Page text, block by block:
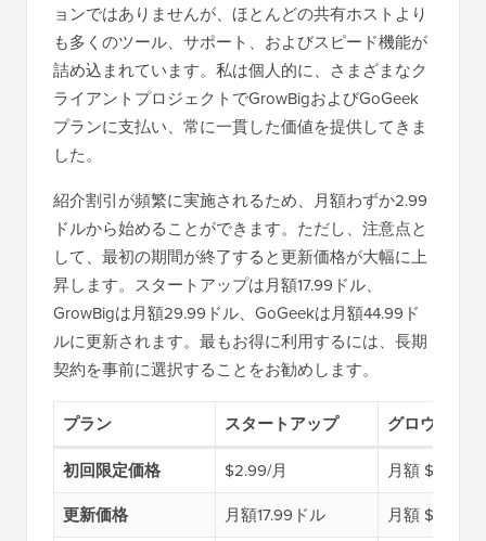
ョンではありませんが、ほとんどの共有ホストより
も多くのツール、サポート、およびスピード機能が
詰め込まれています。私は個人的に、さまざまなク
ライアントプロジェクトでGrowBigおよびGoGeek
プランに支払い、常に一貫した価値を提供してきま
した。
紹介割引が頻繁に実施されるため、月額わずか2.99
ドルから始めることができます。ただし、注意点と
して、最初の期間が終了すると更新価格が大幅に上
昇します。スタートアップは月額17.99ドル、
GrowBigは月額29.99ドル、GoGeekは月額44.99ド
ルに更新されます。最もお得に利用するには、長期
契約を事前に選択することをお勧めします。
プラン スタートアップ
グロウビッグ
初回限定価格
$2.99/月
月額 $4.99
更新価格
月額17.99ドル
月額 $29.99